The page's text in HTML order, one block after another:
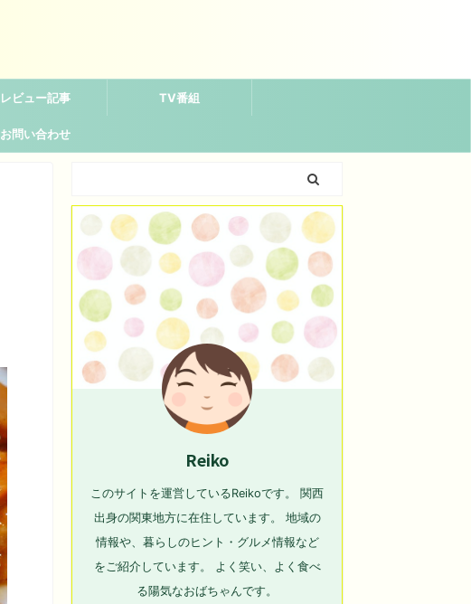
レビュー記事 TV番組
お問い合わせ
Reiko
このサイトを運営しているReikoです。 関西
出身の関東地方に在住しています。 地域の
情報や、暮らしのヒント・グルメ情報など
をご紹介しています。 よく笑い、よく食べ
る陽気なおばちゃんです。